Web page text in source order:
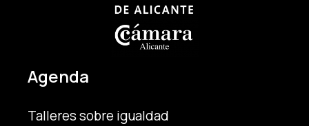
Agenda
Talleres sobre igualdad